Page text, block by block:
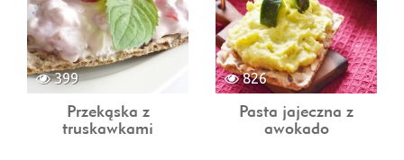
399
Przekąska z
truskawkami
826
Pasta jajeczna z
awokado